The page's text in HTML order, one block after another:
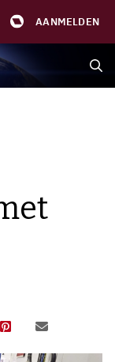
AANMELDEN